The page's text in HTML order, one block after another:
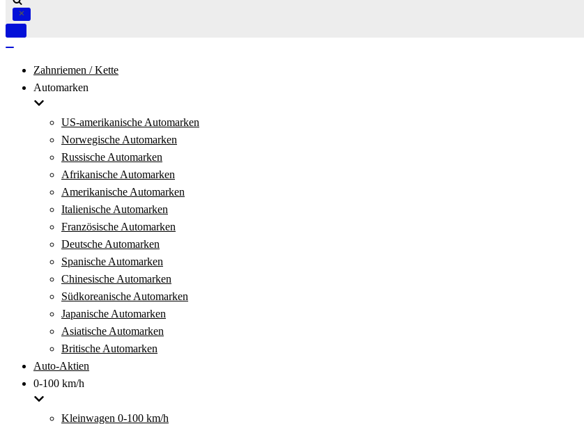
Navigation
Zahnriemen / Kette
Automarken
US-amerikanische Automarken
Norwegische Automarken
Russische Automarken
Afrikanische Automarken
Amerikanische Automarken
Italienische Automarken
Französische Automarken
Deutsche Automarken
Spanische Automarken
Chinesische Automarken
Südkoreanische Automarken
Japanische Automarken
Asiatische Automarken
Britische Automarken
Auto-Aktien
0-100 km/h
Kleinwagen 0-100 km/h